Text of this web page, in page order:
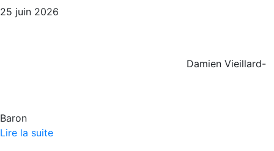
25 juin 2026
Damien Vieillard-
Baron
Lire la suite